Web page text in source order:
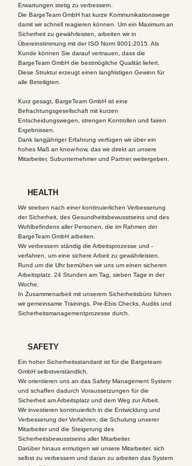
Erwartungen stetig zu verbessern.
Die BargeTeam GmbH hat kurze Kommunikationswege
damit wir schnell reagieren können. Um ein Maximum an
Sicherheit zu gewährleisten, arbeiten wir in
Übereinstimmung mit der ISO Norm 9001:2015 . Als
Kunde können Sie darauf vertrauen, dass die
BargeTeam GmbH die bestmögliche Qualität liefert.
Diese Struktur erzeugt einen langfristigen Gewinn für
alle Beteiligten.
Kurz gesagt, BargeTeam GmbH ist eine
Befrachtungsgesellschaft mit kurzen
Entscheidungswegen, strengen Kontrollen und fairen
Ergebnissen.
Dank langjähriger Erfahrung verfügen wir über ein
hohes Maß an know-how, das wir direkt an unsere
Mitarbeiter, Subunternehmer und Partner weitergeben.
HEALTH
Wir streben nach einer kontinuierlichen Verbesserung
der Sicherheit, des Gesundheitsbewusstseins und des
Wohlbefindens aller Personen, die im Rahmen der
BargeTeam GmbH arbeiten.
Wir verbessern ständig die Arbeitsprozesse und -
verfahren, um eine sichere Arbeit zu gewährleisten.
Rund um die Uhr bemühen wir uns um einen sicheren
Arbeitsplatz. 24 Stunden am Tag, sieben Tage in der
Woche.
In Zusammenarbeit mit unserem Sicherheitsbüro führen
wir gemeinsame Trainings, Pre-Ebis Checks, Audits und
Sicherheitsmanagementprozesse durch.
SAFETY
Ein hoher Sicherheitsstandard ist für die Bargeteam
GmbH selbstverständlich.
Wir orientieren uns an das Safety Management System
und schaffen dadurch Voraussetzungen für die
Sicherheit am Arbeitsplatz und dem Weg zur Arbeit.
Wir investieren kontinuierlich in die Entwicklung und
Verbesserung der Verfahren, die Schulung unserer
Mitarbeiter und die Steigerung des
Sicherheitsbewusstseins aller Mitarbeiter.
Darüber hinaus ermutigen wir unsere Mitarbeiter, sich
selbst zu verbessern und daran zu arbeiten das System